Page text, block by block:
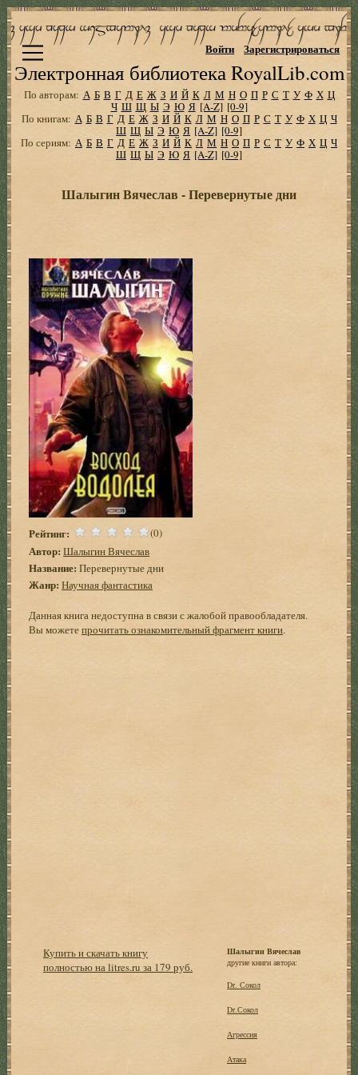
Электронная библиотека RoyalLib.com
Войти Зарегистрироваться
По авторам: А Б В Г Д Е Ж З И Й К Л М Н О П Р С Т У Ф Х Ц
Ч Ш Щ Ы Э Ю Я [A-Z] [0-9]
По книгам: А Б В Г Д Е Ж З И Й К Л М Н О П Р С Т У Ф Х Ц Ч
Ш Щ Ы Э Ю Я [A-Z] [0-9]
По сериям: А Б В Г Д Е Ж З И Й К Л М Н О П Р С Т У Ф Х Ц Ч
Ш Щ Ы Э Ю Я [A-Z] [0-9]
Шалыгин Вячеслав - Перевернутые дни
Рейтинг: (0)
Автор: Шалыгин Вячеслав
Название: Перевернутые дни
Жанр: Научная фантастика
Данная книга недоступна в связи с жалобой правообладателя.
Вы можетепрочитать ознакомительный фрагмент книги.
Купить и скачать книгу
полностью на litres.ru за 179 руб.
Шалыгин Вячеслав
другие книги автора:
Dr. Сокол
Dr.Сокол
Агрессия
Атака